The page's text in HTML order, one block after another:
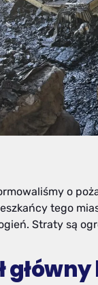
o
tego
Straty są